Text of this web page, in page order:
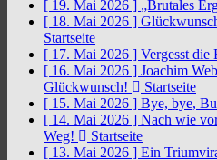
[ 19. Mai 2026 ] „Brutales
[ 18. Mai 2026 ]
Startseite
[ 17. Mai 2026 ] Vergesst die
[ 16. Mai 2026 ] Joachim
Glückwunsch!
Startseite
[ 15. Mai 2026 ] Bye, bye,
[ 14. Mai 2026 ] Nach wie
Weg!
Startseite
[ 13. Mai 2026 ] Ein